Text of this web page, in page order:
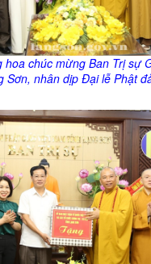
chúc mừng Ban Trị sự
Sơn, nhân dịp Đại lễ Phật